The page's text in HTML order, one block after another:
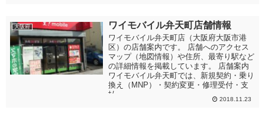
大阪府 ワイモバイル弁天町店舗情報
ワイモバイル弁天町店（大阪府大阪市港
区）の店舗案内です。 店舗へのアクセス
マップ（地図情報）や住所、最寄り駅など
の詳細情報を掲載しています。 店舗案内
ワイモバイル弁天町では、新規契約・乗り
換え（MNP）・契約変更・修理受付・支
払...
2018.11.23